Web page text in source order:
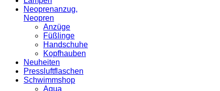
Neoprenanzug,
Neopren
Anzüge
Füßlinge
Handschuhe
Kopfhauben
Neuheiten
Pressluftflaschen
Schwimmshop
Aqua